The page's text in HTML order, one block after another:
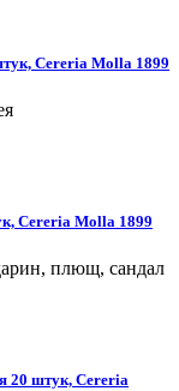
Cereria Molla 1899
Cereria Molla 1899
плющ, сандал
20 штук, Cereria